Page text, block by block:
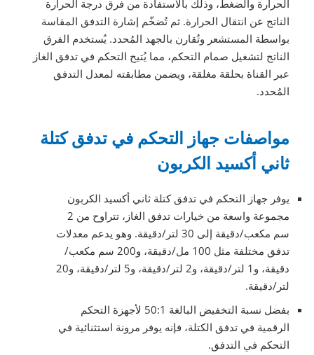
الحرارة والضغط، وذلك بالاستفادة من فرق درجة الحرارة
الناتج عن انتقال الحرارة. ثم تُضخّم إشارة التدفق المقاسة
بواسطة المستشعر وتُقارن بالجهد المُحدد. يُستخدم الفرق
الناتج لتشغيل صمام التحكم، مما يُتيح التحكم في تدفق الغاز
عبر القناة بحلقة مغلقة، ويضمن مطابقته لمعدل التدفق
المُحدد.
مواصفات جهاز التحكم في تدفق كتلة
ثاني أكسيد الكربون
يوفر جهاز التحكم في تدفق كتلة ثاني أكسيد الكربون
مجموعة واسعة من خيارات تدفق الغاز، تتراوح من 2
سم مكعب/دقيقة إلى 30 لتر/دقيقة. وهو يدعم معدلات
تدفق مختلفة مثل 100 مل/دقيقة، و200 سم مكعب/
دقيقة، و1 لتر/دقيقة، و2 لتر/دقيقة، و5 لتر/دقيقة، و20
لتر/دقيقة.
بفضل نسبة التخفيض البالغة 50:1 لأجهزة التحكم
الرقمية في تدفق الكتلة، فإنه يوفر مرونة استثنائية في
التحكم في التدفق.